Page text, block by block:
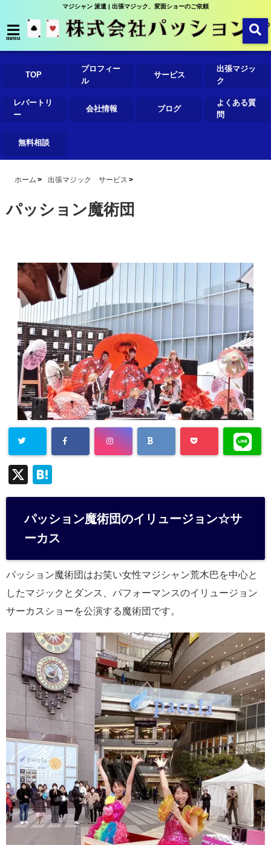
マジシャン 派遣 | 出張マジック、変面ショーのご依頼
menu
TOP
プロフィー
ル
サービス
出張マジッ
ク
レパートリ
ー
会社情報 ブログ
よくある質
問
無料相談
ホーム 出張マジック サービス
パッション魔術団
X
at
e
n
パッション魔術団のイリュージョン☆サ
ーカス
パッション魔術団はお笑い女性マジシャン荒木巴を中心と
したマジックとダンス、パフォーマンスのイリュージョン
サーカスショーを公演する魔術団です。